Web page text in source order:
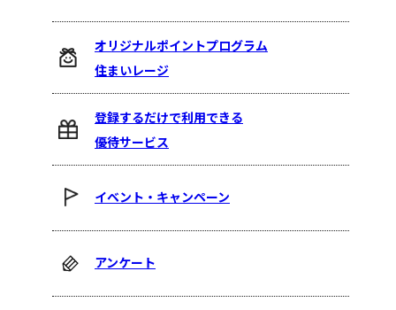
オリジナルポイントプログラム
住まいレージ
登録するだけで利用できる
優待サービス
イベント・キャンペーン
アンケート